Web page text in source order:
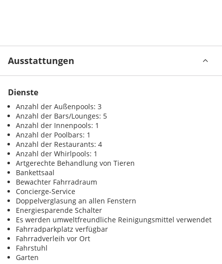
Ausstattungen
Dienste
Anzahl der Außenpools: 3
Anzahl der Bars/Lounges: 5
Anzahl der Innenpools: 1
Anzahl der Poolbars: 1
Anzahl der Restaurants: 4
Anzahl der Whirlpools: 1
Artgerechte Behandlung von Tieren
Bankettsaal
Bewachter Fahrradraum
Concierge-Service
Doppelverglasung an allen Fenstern
Energiesparende Schalter
Es werden umweltfreundliche Reinigungsmittel verwendet
Fahrradparkplatz verfügbar
Fahrradverleih vor Ort
Fahrstuhl
Garten